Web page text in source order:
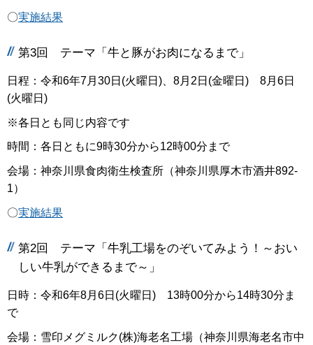
〇実施結果
第3回 テーマ「牛と豚がお肉になるまで」
日程：令和6年7月30日(火曜日)、8月2日(金曜日) 8月6日
(火曜日)
※各日とも同じ内容です
時間：各日ともに9時30分から12時00分まで
会場：神奈川県食肉衛生検査所（神奈川県厚木市酒井892-
1）
〇実施結果
第2回 テーマ「牛乳工場をのぞいてみよう！～おい
しい牛乳ができるまで～」
日時：令和6年8月6日(火曜日) 13時00分から14時30分ま
で
会場：雪印メグミルク(株)海老名工場（神奈川県海老名市中